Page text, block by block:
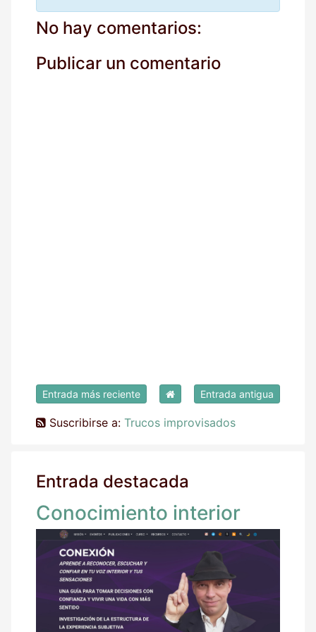
c
o
e
No hay comentarios:
Publicar un comentario
Entrada más reciente Entrada antigua
Suscribirse a: Trucos improvisados
Entrada destacada
Conocimiento interior